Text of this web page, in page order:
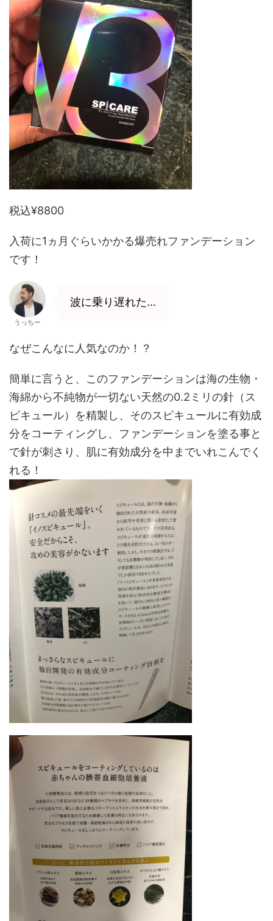
税込¥8800
入荷に1ヵ月ぐらいかかる爆売れファンデーション
です！
うっちー
波に乗り遅れた…
なぜこんなに人気なのか！？
簡単に言うと、このファンデーションは海の生物・
海綿から不純物が一切ない天然の0.2ミリの針（ス
ピキュール）を精製し、そのスピキュールに有効成
分をコーティングし、ファンデーションを塗る事と
で針が刺さり、肌に有効成分を中までいれこんでく
れる！